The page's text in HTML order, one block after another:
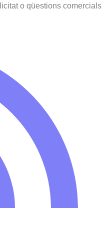
o qüestions comercials